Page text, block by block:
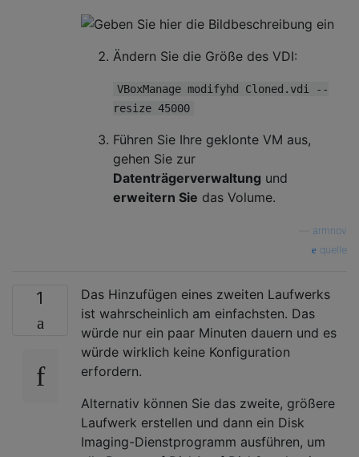
Ändern Sie die Größe des VDI:
VBoxManage modifyhd Cloned.vdi --
resize 45000
Führen Sie Ihre geklonte VM aus,
gehen Sie zur
Datenträgerverwaltung und
erweitern Sie das Volume.
armnov
quelle
1
Das Hinzufügen eines zweiten Laufwerks
ist wahrscheinlich am einfachsten. Das
würde nur ein paar Minuten dauern und es
würde wirklich keine Konfiguration
erfordern.
Alternativ können Sie das zweite, größere
Laufwerk erstellen und dann ein Disk
Imaging-Dienstprogramm ausführen, um